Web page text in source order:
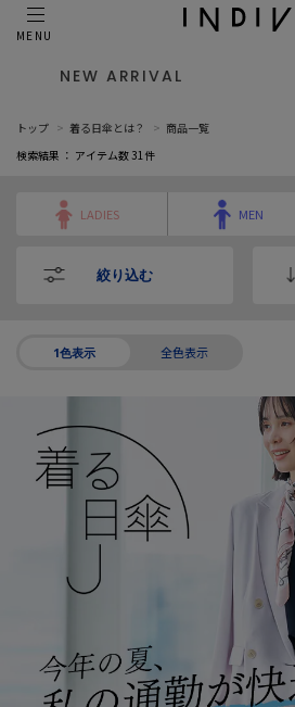
MENU
NEW ARRIVAL
トップ 着る日傘とは？
商品一覧
検索結果 ： アイテム数31 件
LADIES MEN
絞り込む
1色表示 全色表示